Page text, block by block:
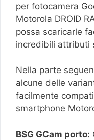
per fotocamera
Motorola DROID
possa scaricarle
incredibili attributi
Nella parte
alcune delle
facilmente
smartphone
BSG GCam porto: